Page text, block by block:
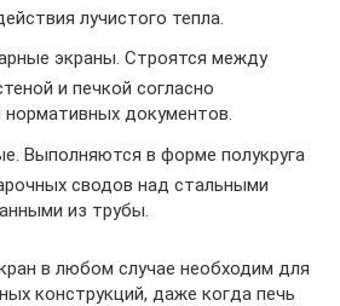
лучистого тепла.
экраны. Строятся между
и печкой согласно
нормативных документов.
Выполняются в форме полукруга
сводов над стальными
из трубы.
в любом случае необходим для
конструкций, даже когда печь